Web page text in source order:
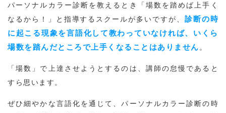
パーソナルカラー診断を教えるとき「場数を踏めば上手く
なるから！」と指導するスクールが多いですが、 診断の時
に起こる現象を言語化して教わっていなければ、いくら
場数を踏んだところで上手くなることはありません 。
「場数」で上達させようとするのは、講師の怠慢であると
すら思います。
ぜひ細やかな言語化を通じて、パーソナルカラー診断の時